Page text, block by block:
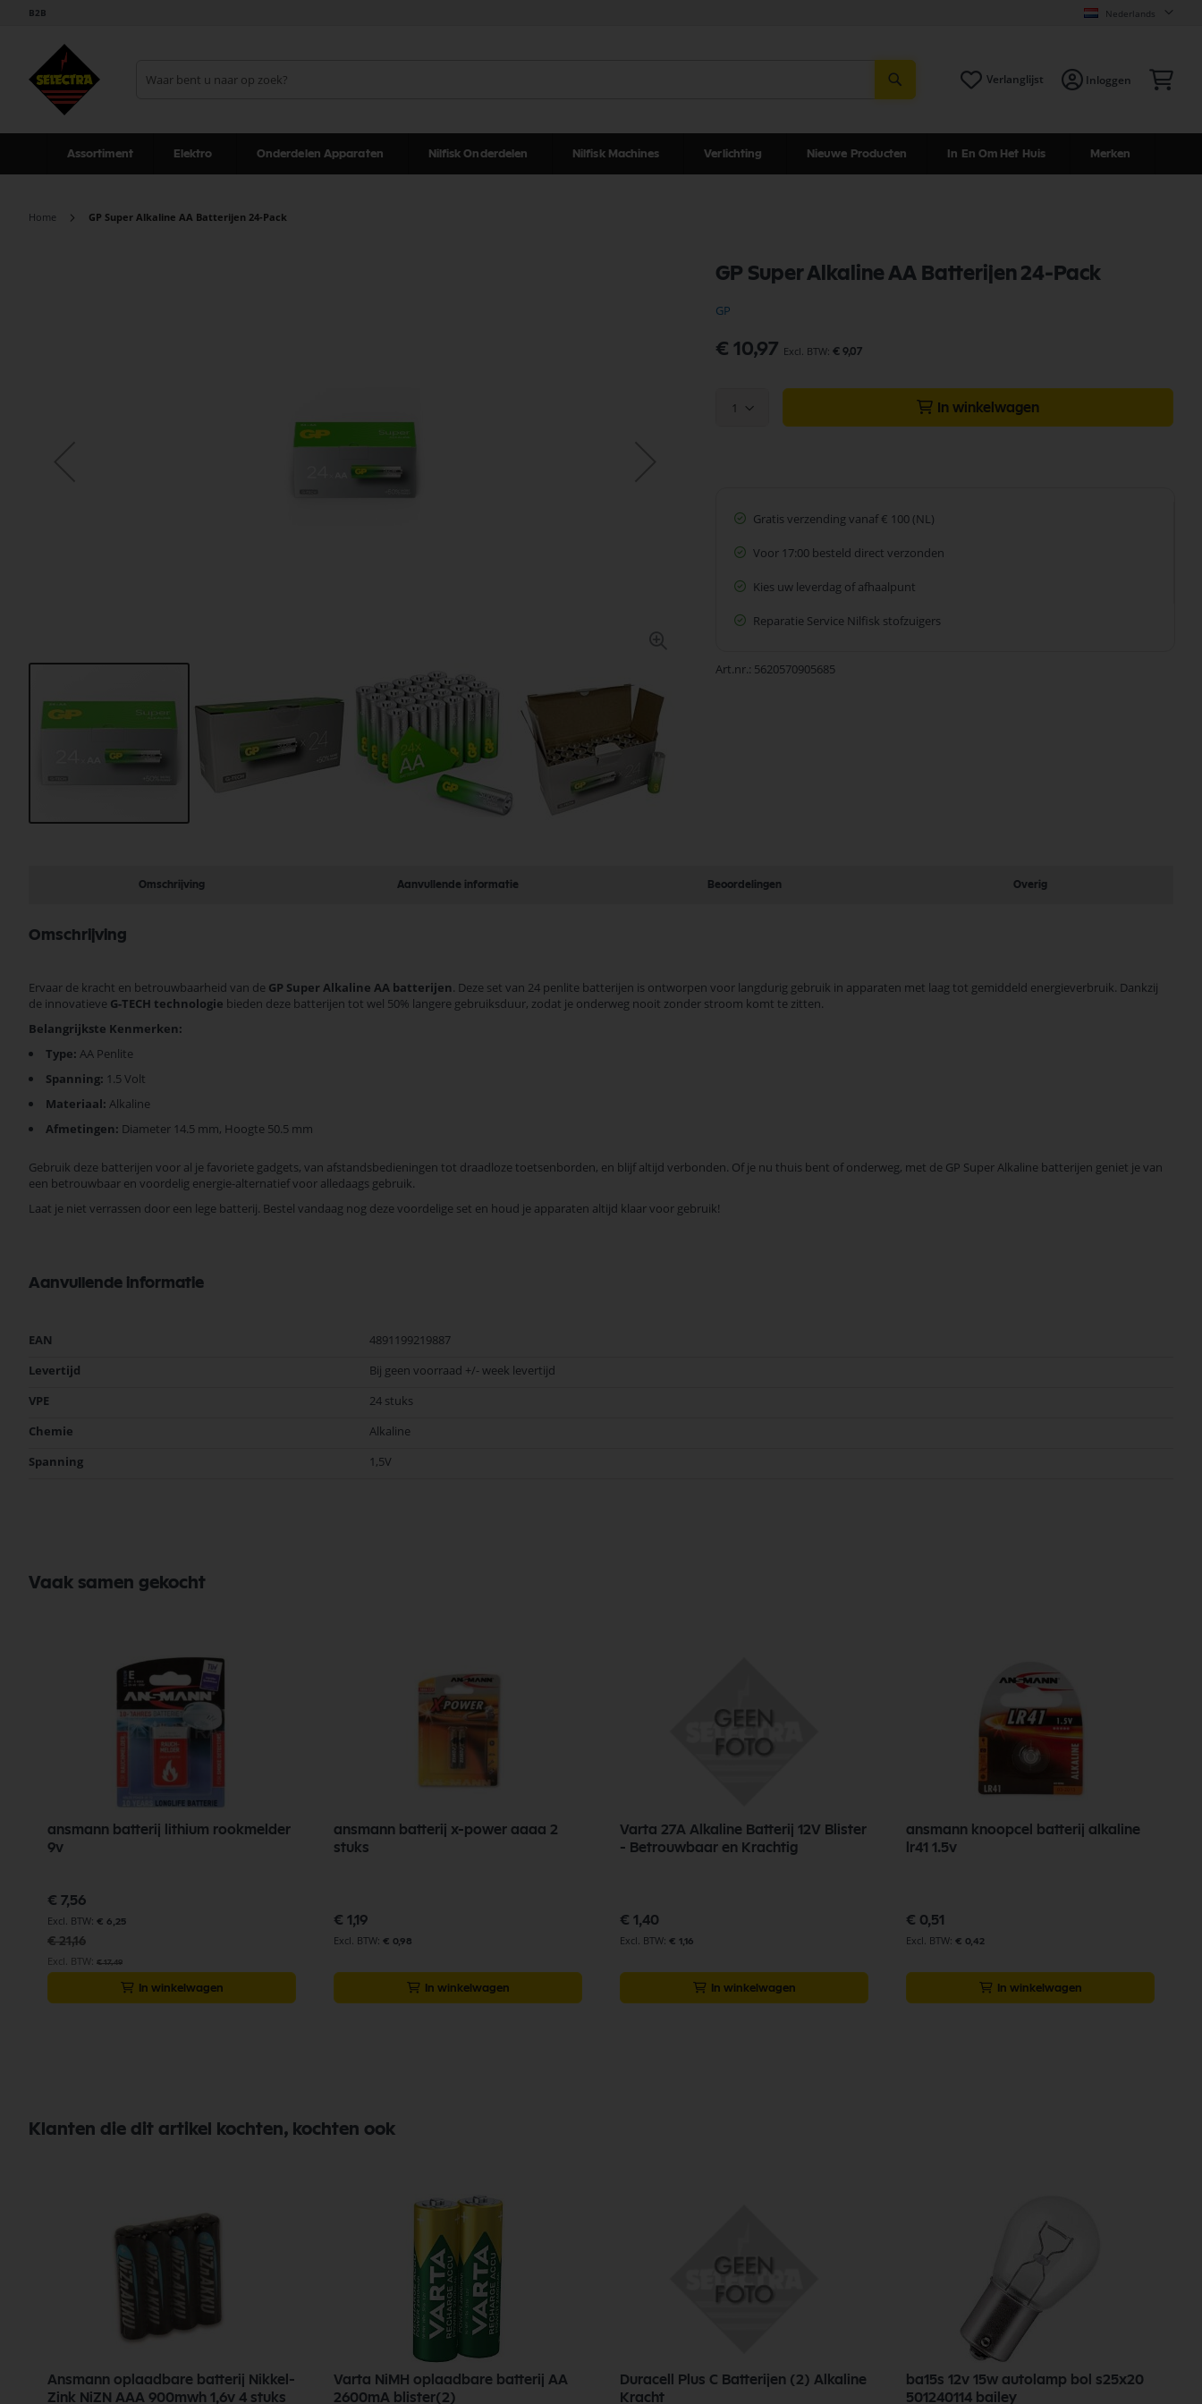
B2B Nederlands
Verlanglijst Inloggen
Assortiment Elektro Onderdelen Apparaten Nilfisk Onderdelen Nilfisk Machines Verlichting Nieuwe Producten In En Om Het Huis Merken
Home GP Super Alkaline AA Batterijen 24-Pack
GP Super Alkaline AA Batterijen 24-Pack
GP
€ 10,97 € 9,07
1 In winkelwagen
Gratis verzending vanaf € 100 (NL)
Voor 17:00 besteld direct verzonden
Kies uw leverdag of afhaalpunt
Reparatie Service Nilfisk stofzuigers
Art.nr. 5620570905685
afbeeldingen-
gallerij
Omschrijving Aanvullende informatie Beoordelingen Overig
Omschrijving
Ervaar de kracht en betrouwbaarheid van de GP Super Alkaline AA batterijen. Deze set van 24 penlite batterijen is ontworpen voor langdurig gebruik in apparaten met laag tot gemiddeld energieverbruik. Dankzij
de innovatieve G-TECH technologie bieden deze batterijen tot wel 50% langere gebruiksduur, zodat je onderweg nooit zonder stroom komt te zitten.
Belangrijkste Kenmerken:
Type: AA Penlite
Spanning: 1.5 Volt
Materiaal: Alkaline
Afmetingen: Diameter 14.5 mm, Hoogte 50.5 mm
Gebruik deze batterijen voor al je favoriete gadgets, van afstandsbedieningen tot draadloze toetsenborden, en blijf altijd verbonden. Of je nu thuis bent of onderweg, met de GP Super Alkaline batterijen geniet je van
een betrouwbaar en voordelig energie-alternatief voor alledaags gebruik.
Laat je niet verrassen door een lege batterij. Bestel vandaag nog deze voordelige set en houd je apparaten altijd klaar voor gebruik!
Aanvullende informatie
Meer
EAN
4891199219887
Levertijd
Bij geen voorraad +/- week levertijd
VPE
24 stuks
Chemie
Alkaline
Spanning
1,5V
Vaak samen gekocht
ansmann batterij lithium rookmelder
9v
Speciale
prijs
€ 7,56
€ 6,25
€ 21,16
€ 17,49
In winkelwagen
ansmann batterij x-power aaaa 2
stuks
€ 1,19
€ 0,98
In winkelwagen
Varta 27A Alkaline Batterij 12V Blister
- Betrouwbaar en Krachtig
€ 1,40
€ 1,16
In winkelwagen
ansmann knoopcel batterij alkaline
lr41 1.5v
€ 0,51
€ 0,42
In winkelwagen
Klanten die dit artikel kochten, kochten ook
Ansmann oplaadbare batterij Nikkel-
Zink NiZN AAA 900mwh 1,6v 4 stuks
Varta NiMH oplaadbare batterij AA
2600mA blister(2)
Duracell Plus C Batterijen (2) Alkaline
Kracht
ba15s 12v 15w autolamp bol s25x20
501240114 bailey